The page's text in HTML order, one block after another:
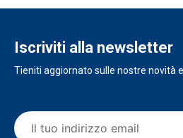
Iscriviti alla newsletter
Tieniti aggiornato sulle nostre novità